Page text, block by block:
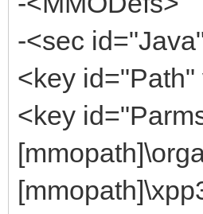
-<sec
<key
<key